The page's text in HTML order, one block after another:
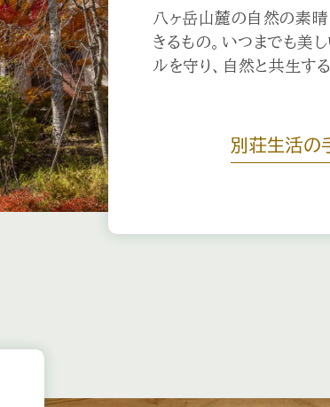
八ヶ岳山麓の自然の素晴
きるもの。いつまでも美
ルを守り、自然と共生す
別荘生活の